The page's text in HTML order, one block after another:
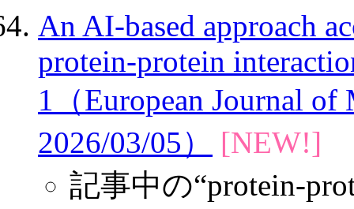
An AI-based approach
protein-protein
1（European Journal
2026/03/05）
[NEW!]
記事中の“protein-